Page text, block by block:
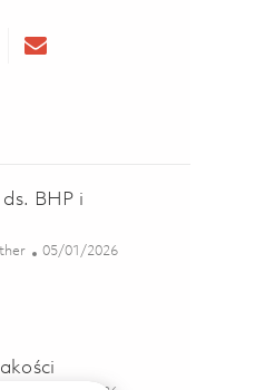
via twitter
Share via email
BHP i
Posted Date
05/01/2026
BHP i Ochrony Środowiska